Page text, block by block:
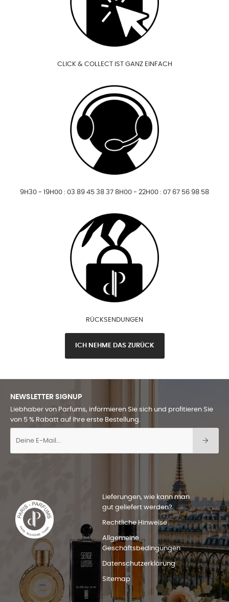
CLICK & COLLECT IST GANZ EINFACH
9H30 - 19H00 : 03 89 45 38 37 8H00 - 22H00 : 07 67 56 98 58
RÜCKSENDUNGEN
ICH NEHME DAS ZURÜCK
NEWSLETTER SIGNUP
Liebhaber von Parfums, informieren Sie sich und profitieren Sie
von 5 % Rabatt auf Ihre erste Bestellung.
Lieferungen, wie kann man
gut geliefert werden?
Rechtliche Hinweise
Allgemeine
Geschäftsbedingungen
Datenschutzerklärung
Sitemap